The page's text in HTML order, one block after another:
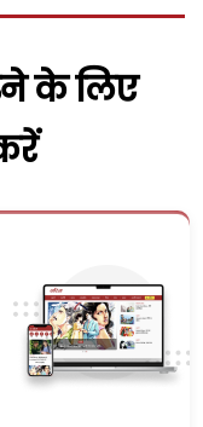
के लिए